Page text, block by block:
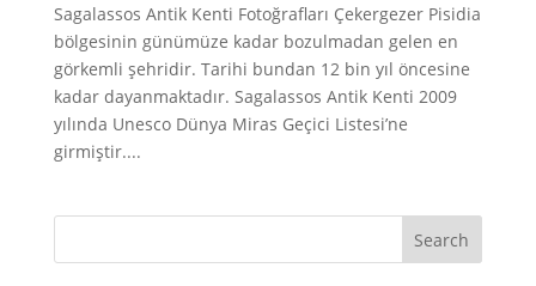
Sagalassos Antik Kenti Fotoğrafları Çekergezer Pisidia
bölgesinin günümüze kadar bozulmadan gelen en
görkemli şehridir. Tarihi bundan 12 bin yıl öncesine
kadar dayanmaktadır. Sagalassos Antik Kenti 2009
yılında Unesco Dünya Miras Geçici Listesi’ne
girmiştir....